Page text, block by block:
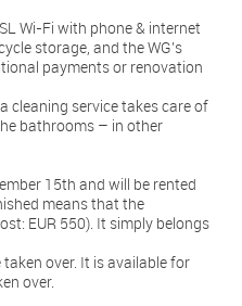
Wi-Fi with phone & internet
storage, and the WG's
payments or renovation
cleaning service takes care of
bathrooms – in other
15th and will be rented
means that the
EUR 550). It simply belongs
over. It is available for
over.